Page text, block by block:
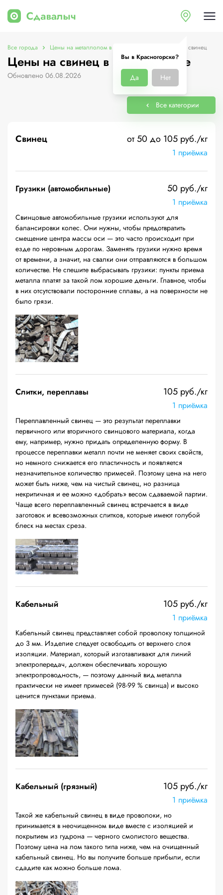
Вы в Красногорске?
Да Нет
Все города Цены на металлолом в Красногорске Цены на свинец
Цены на свинец в Красногорске
Обновлено 06.08.2026
Все категории
Свинец от 50 до 105 руб./кг
1 приёмка
Грузики (автомобильные) 50 руб./кг
1 приёмка
Свинцовые автомобильные грузики используют для
балансировки колес. Они нужны, чтобы предотвратить
смещение центра массы оси — это часто происходит при
езде по неровным дорогам. Заменять грузики нужно время
от времени, а значит, на свалки они отправляются в большом
количестве. Не спешите выбрасывать грузики: пункты приема
металла платят за такой лом хорошие деньги. Главное, чтобы
в них отсутствовали посторонние сплавы, а на поверхности не
было грязи.
Слитки, переплавы 105 руб./кг
1 приёмка
Переплавленный свинец — это результат переплавки
первичного или вторичного свинцового материала, когда
ему, например, нужно придать определенную форму. В
процессе переплавки металл почти не меняет своих свойств,
но немного снижается его пластичность и появляется
незначительное количество примесей. Поэтому цена на него
может быть ниже, чем на чистый свинец, но разница
некритичная и ее можно «добрать» весом сдаваемой партии.
Чаще всего переплавленный свинец встречается в виде
заготовок и всевозможных слитков, которые имеют голубой
блеск на местах среза.
Кабельный 105 руб./кг
1 приёмка
Кабельный свинец представляет собой проволоку толщиной
до 3 мм. Изделие следует освободить от верхнего слоя
изоляции. Материал, который изготавливают для линий
электропередач, должен обеспечивать хорошую
электропроводность, — поэтому данный вид металла
практически не имеет примесей (98-99 % свинца) и высоко
ценится пунктами приема.
Кабельный (грязный) 105 руб./кг
1 приёмка
Такой же кабельный свинец в виде проволоки, но
принимается в неочищенном виде вместе с изоляцией и
покрытием из гудрона — черного смолистого вещества.
Поэтому цена на лом такого типа ниже, чем на очищенный
кабельный свинец. Но вы получите больше прибыли, если
сдадите как можно больше лома.